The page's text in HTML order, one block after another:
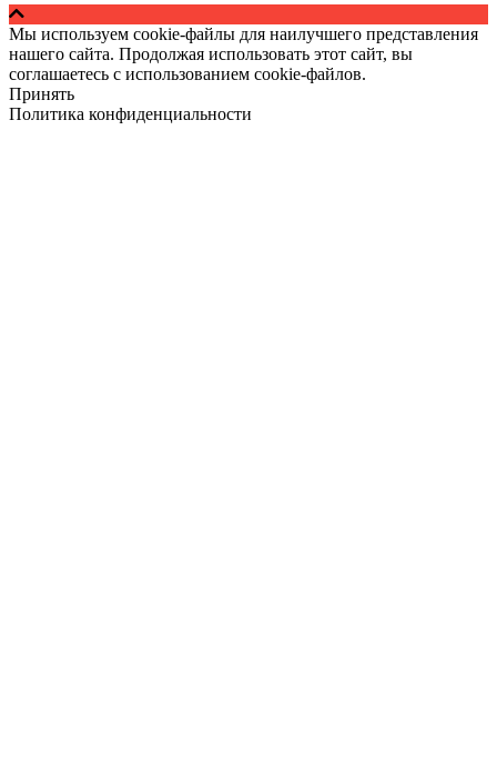
Мы используем cookie-файлы для наилучшего представления
нашего сайта. Продолжая использовать этот сайт, вы
соглашаетесь с использованием cookie-файлов.
Принять
Политика конфиденциальности